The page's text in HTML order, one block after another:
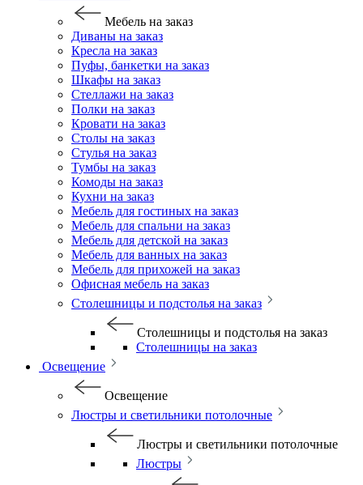
Мебель на заказ
Диваны на заказ
Кресла на заказ
Пуфы, банкетки на заказ
Шкафы на заказ
Стеллажи на заказ
Полки на заказ
Кровати на заказ
Столы на заказ
Стулья на заказ
Тумбы на заказ
Комоды на заказ
Кухни на заказ
Мебель для гостиных на заказ
Мебель для спальни на заказ
Мебель для детской на заказ
Мебель для ванных на заказ
Мебель для прихожей на заказ
Офисная мебель на заказ
Столешницы и подстолья на заказ
Столешницы и подстолья на заказ
Столешницы на заказ
Освещение
Освещение
Люстры и светильники потолочные
Люстры и светильники потолочные
Люстры